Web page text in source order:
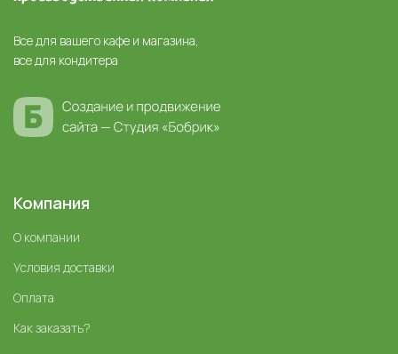
Все для вашего кафе и магазина,
все для кондитера
Компания
О компании
Условия доставки
Оплата
Как заказать?